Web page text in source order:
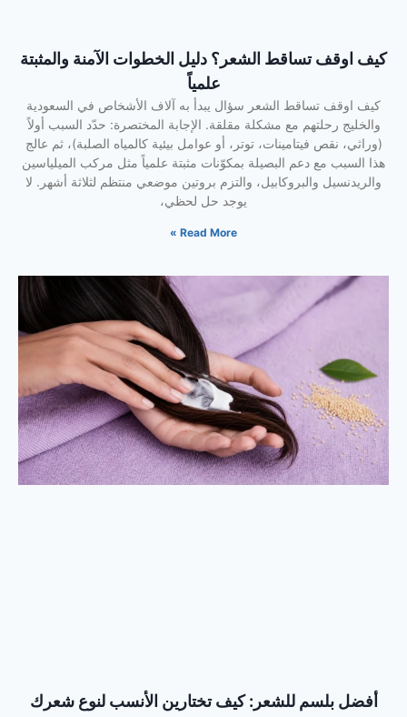
كيف اوقف تساقط الشعر؟ دليل الخطوات الآمنة والمثبتة
علمياً
كيف اوقف تساقط الشعر سؤال يبدأ به آلاف الأشخاص في السعودية
والخليج رحلتهم مع مشكلة مقلقة. الإجابة المختصرة: حدّد السبب أولاً
(وراثي، نقص فيتامينات، توتر، أو عوامل بيئية كالمياه الصلبة)، ثم عالج
هذا السبب مع دعم البصيلة بمكوّنات مثبتة علمياً مثل مركب الميلياسين
والريدنسيل والبروكابيل، والتزم بروتين موضعي منتظم لثلاثة أشهر. لا
يوجد حل لحظي،
Read More »
أفضل بلسم للشعر: كيف تختارين الأنسب لنوع شعرك